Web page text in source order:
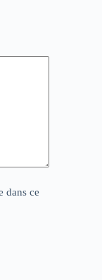
dans ce